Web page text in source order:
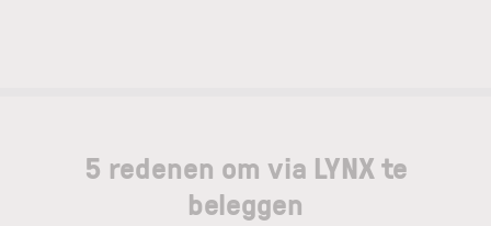
5 redenen om via LYNX te
beleggen